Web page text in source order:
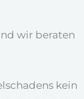
wir beraten
kein